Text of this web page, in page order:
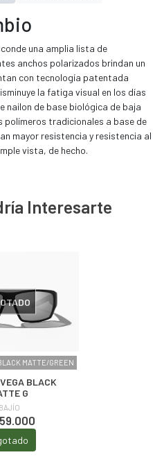
una amplia lista de
anchos polarizados brindan un
con tecnología patentada
la fatiga visual en los días
nailon de base biológica de baja
polímeros tradicionales a base de
mayor resistencia y resistencia al
vista, de hecho.
Interesarte
MATTE/GREEN
BLACK
G
BAJÍO